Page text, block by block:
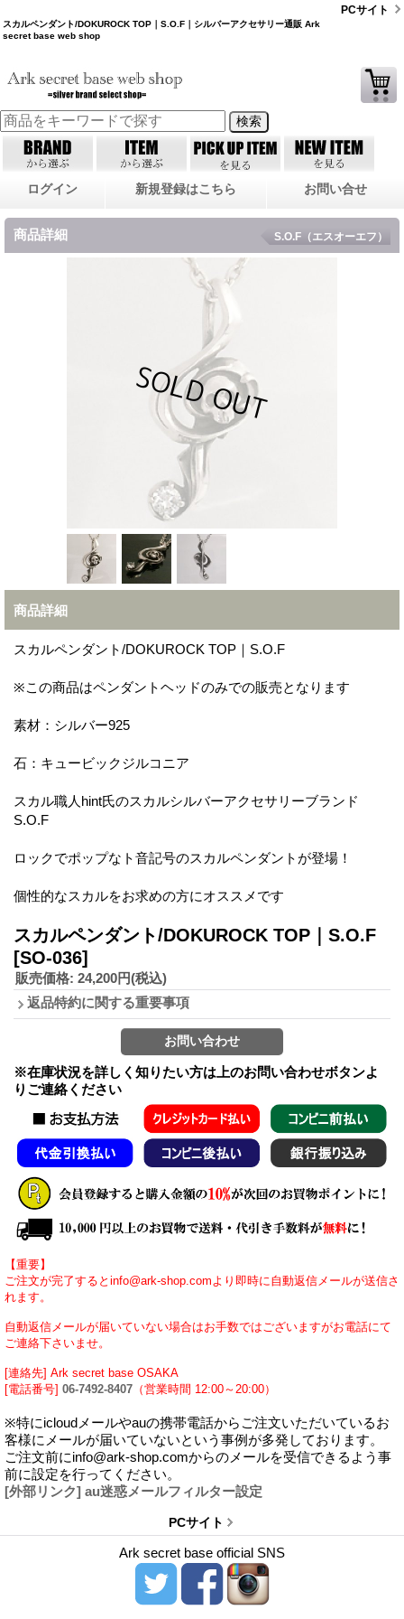
スカルペンダント/DOKUROCK TOP｜S.O.F｜シルバーアクセサリー通販 Ark
secret base web shop
PCサイト
ログイン 新規登録はこちら お問い合せ
商品詳細 S.O.F（エスオーエフ）
商品詳細
スカルペンダント/DOKUROCK TOP｜S.O.F
※この商品はペンダントヘッドのみでの販売となります
素材：シルバー925
石：キュービックジルコニア
スカル職人hint氏のスカルシルバーアクセサリーブランド
S.O.F
ロックでポップなト音記号のスカルペンダントが登場！
個性的なスカルをお求めの方にオススメです
スカルペンダント/DOKUROCK TOP｜S.O.F
[SO-036]
販売価格: 24,200円(税込)
返品特約に関する重要事項
※在庫状況を詳しく知りたい方は上のお問い合わせボタンよ
りご連絡ください
【重要】
ご注文が完了するとinfo@ark-shop.comより即時に自動返信メールが送信さ
れます。
自動返信メールが届いていない場合はお手数ではございますがお電話にて
ご連絡下さいませ。
[連絡先] Ark secret base OSAKA
[電話番号] 06-7492-8407 （営業時間 12:00～20:00）
※特にicloudメールやauの携帯電話からご注文いただいているお
客様にメールが届いていないという事例が多発しております。
ご注文前にinfo@ark-shop.comからのメールを受信できるよう事
前に設定を行ってください。
[外部リンク] au迷惑メールフィルター設定
PCサイト
Ark secret base official SNS